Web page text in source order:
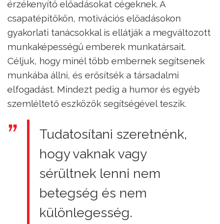
érzékenyítő előadásokat cégeknek. A
csapatépítőkön, motivációs előadásokon
gyakorlati tanácsokkal is ellátják a megváltozott
munkaképességű emberek munkatársait.
Céljuk, hogy minél több embernek segítsenek
munkába állni, és erősítsék a társadalmi
elfogadást. Mindezt pedig a humor és egyéb
szemléltető eszközök segítségével teszik.
Tudatosítani szeretnénk,
hogy vaknak vagy
sérültnek lenni nem
betegség és nem
különlegesség.